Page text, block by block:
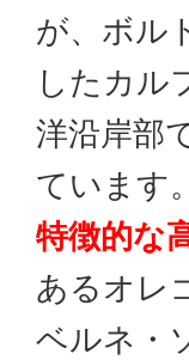
が、ボル
したカル
洋沿岸部
ています
特徴的な
あるオレ
ベルネ・